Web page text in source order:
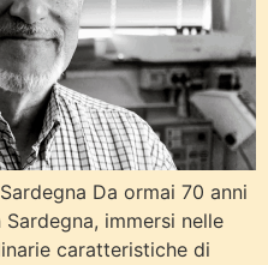
Da ormai 70 anni
immersi nelle
caratteristiche di